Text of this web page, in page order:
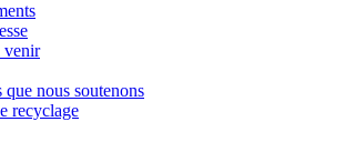
venir
que nous soutenons
recyclage